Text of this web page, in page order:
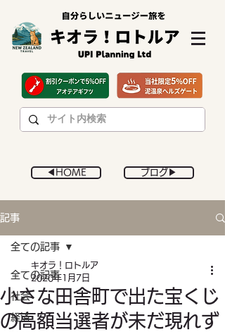
◀︎HOME ブログ▶︎
記事
全ての記事
社会
経済
全ての記事
小さな田舎町で出た宝くじ
の高額当選者が未だ現れず
キオラ！ロトルア
2020年1月7日